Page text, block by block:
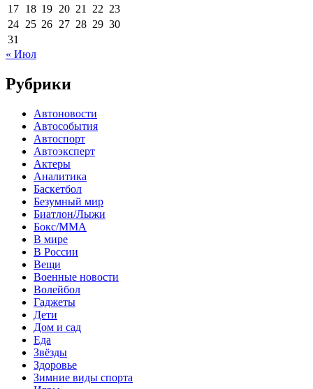
17 18 19 20 21 22 23
24 25 26 27 28 29 30
31
« Июл
Рубрики
Автоновости
Автособытия
Автоспорт
Автоэксперт
Актеры
Аналитика
Баскетбол
Безумный мир
Биатлон/Лыжи
Бокс/MMA
В мире
В России
Вещи
Военные новости
Волейбол
Гаджеты
Дети
Дом и сад
Еда
Звёзды
Здоровье
Зимние виды спорта